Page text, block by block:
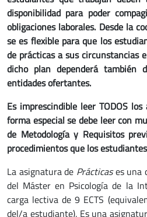
disponibilidad para poder
obligaciones laborales. Desde la
se es flexible para que los
de prácticas a sus circunstancias
dicho plan dependerá también
entidades ofertantes.
Es imprescindible leer TODOS
forma especial se debe leer con
de Metodología y Requisitos
procedimientos que los
La asignatura de Prácticases una
del Máster en Psicología de la
carga lectiva de 9 ECTS
del/a estudiante). Es una